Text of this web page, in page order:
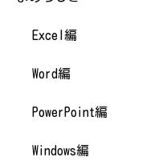
Excel編
Word編
PowerPoint編
Windows編